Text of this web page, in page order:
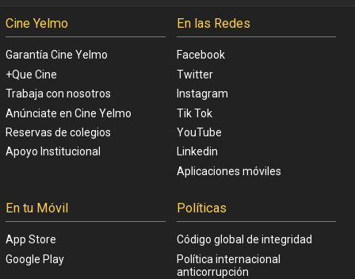
Cine Yelmo
Garantía Cine Yelmo
+Que Cine
Trabaja con nosotros
Anúnciate en Cine Yelmo
Reservas de colegios
Apoyo Institucional
En las Redes
Facebook
Twitter
Instagram
Tik Tok
YouTube
Linkedin
Aplicaciones móviles
En tu Móvil
App Store
Google Play
Políticas
Código global de integridad
Política internacional
anticorrupción